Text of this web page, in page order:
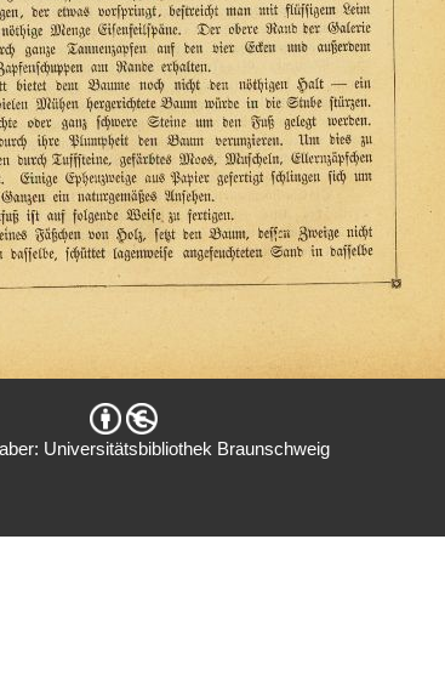
Universitätsbibliothek Braunschweig